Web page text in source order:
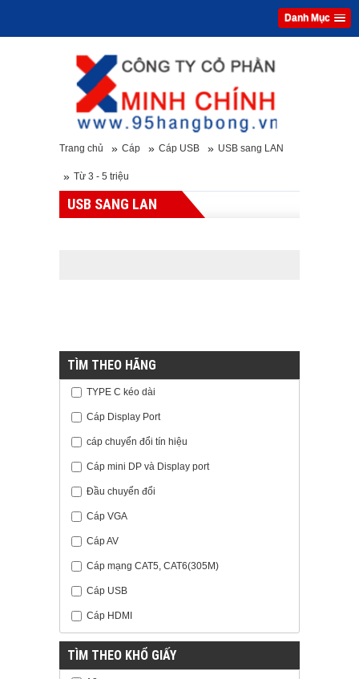
Danh Mục
Trang chủ » Cáp » Cáp USB » USB sang LAN
» Từ 3 - 5 triệu
USB SANG LAN
TÌM THEO HÃNG
TYPE C kéo dài
Cáp Display Port
cáp chuyển đổi tín hiệu
Cáp mini DP và Display port
Đầu chuyển đổi
Cáp VGA
Cáp AV
Cáp mạng CAT5, CAT6(305M)
Cáp USB
Cáp HDMI
TÌM THEO KHỔ GIẤY